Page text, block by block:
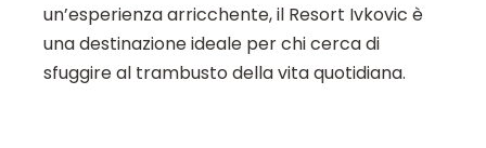
un’esperienza arricchente, il Resort Ivkovic è
una destinazione ideale per chi cerca di
sfuggire al trambusto della vita quotidiana.